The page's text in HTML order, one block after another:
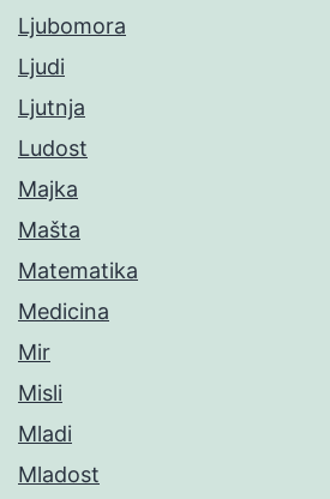
Ljubomora
Ljudi
Ljutnja
Ludost
Majka
Mašta
Matematika
Medicina
Mir
Misli
Mladi
Mladost